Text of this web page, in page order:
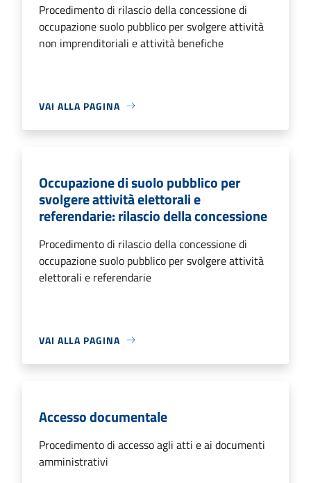
Procedimento di rilascio della concessione di
occupazione suolo pubblico per svolgere attività
non imprenditoriali e attività benefiche
VAI ALLA PAGINA
Occupazione di suolo pubblico per
svolgere attività elettorali e
referendarie: rilascio della concessione
Procedimento di rilascio della concessione di
occupazione suolo pubblico per svolgere attività
elettorali e referendarie
VAI ALLA PAGINA
Accesso documentale
Procedimento di accesso agli atti e ai documenti
amministrativi